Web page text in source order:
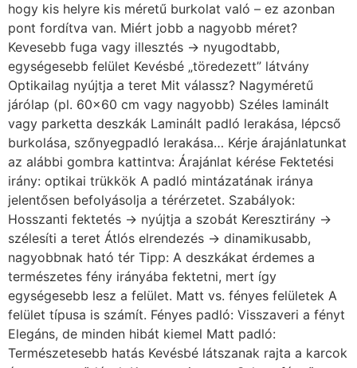
hogy kis helyre kis méretű burkolat való – ez azonban
pont fordítva van. Miért jobb a nagyobb méret?
Kevesebb fuga vagy illesztés → nyugodtabb,
egységesebb felület Kevésbé „töredezett” látvány
Optikailag nyújtja a teret Mit válassz? Nagyméretű
járólap (pl. 60×60 cm vagy nagyobb) Széles laminált
vagy parketta deszkák Laminált padló lerakása, lépcső
burkolása, szőnyegpadló lerakása… Kérje árajánlatunkat
az alábbi gombra kattintva: Árajánlat kérése Fektetési
irány: optikai trükkök A padló mintázatának iránya
jelentősen befolyásolja a térérzetet. Szabályok:
Hosszanti fektetés → nyújtja a szobát Keresztirány →
szélesíti a teret Átlós elrendezés → dinamikusabb,
nagyobbnak ható tér Tipp: A deszkákat érdemes a
természetes fény irányába fektetni, mert így
egységesebb lesz a felület. Matt vs. fényes felületek A
felület típusa is számít. Fényes padló: Visszaveri a fényt
Elegáns, de minden hibát kiemel Matt padló:
Természetesebb hatás Kevésbé látszanak rajta a karcok